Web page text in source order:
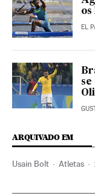
EL
se
ARQUIVADO EM
Usain Bolt Atletas